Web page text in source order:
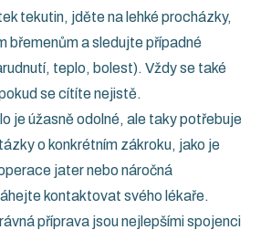
tekutin, jděte na lehké procházky,
břemenům a sledujte případné
teplo, bolest). Vždy se také
se cítíte nejistě.
je úžasně odolné, ale taky potřebuje
o konkrétním zákroku, jako je
jater nebo náročná
kontaktovat svého lékaře.
příprava jsou nejlepšími spojenci